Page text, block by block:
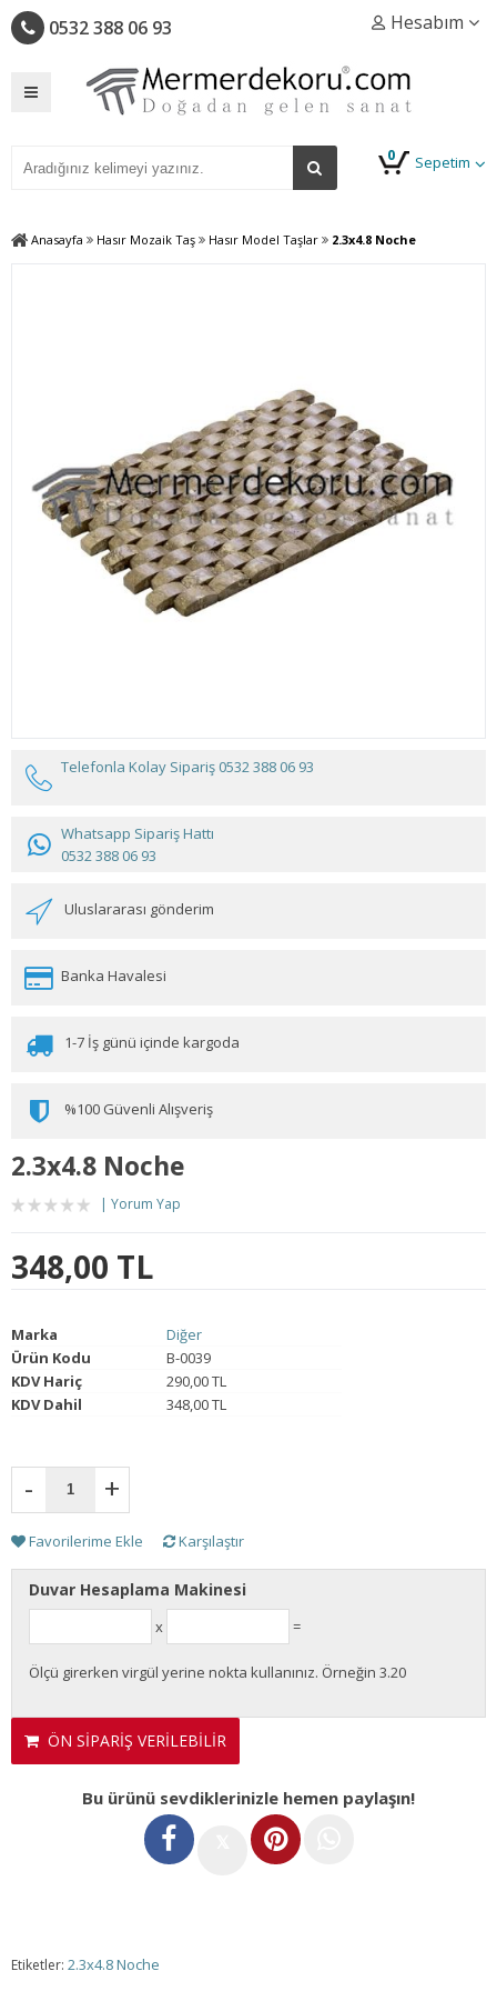
0532 388 06 93 Hesabım
Sepetim
0
Anasayfa Hasır Mozaik Taş Hasır Model Taşlar 2.3x4.8 Noche
Telefonla Kolay Sipariş 0532 388 06 93
Whatsapp Sipariş Hattı
0532 388 06 93
Uluslararası gönderim
Banka Havalesi
1-7 İş günü içinde kargoda
%100 Güvenli Alışveriş
2.3x4.8 Noche
Yorum Yap
348,00 TL
Marka
Diğer
Ürün Kodu
B-0039
KDV Hariç
290,00 TL
KDV Dahil
348,00 TL
- +
Favorilerime Ekle Karşılaştır
Duvar Hesaplama Makinesi
x =
Ölçü girerken virgül yerine nokta kullanınız. Örneğin 3.20
ÖN SİPARİŞ VERİLEBİLİR
Bu ürünü sevdiklerinizle hemen paylaşın!
Etiketler: 2.3x4.8 Noche